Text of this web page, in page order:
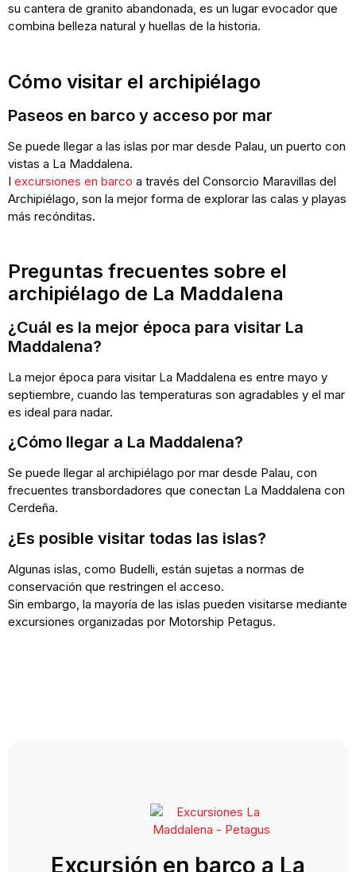
su cantera de granito abandonada, es un lugar evocador que
combina belleza natural y huellas de la historia.
Cómo visitar el archipiélago
Paseos en barco y acceso por mar
Se puede llegar a las islas por mar desde Palau, un puerto con
vistas a La Maddalena.
I excursiones en barco a través del Consorcio Maravillas del
Archipiélago, son la mejor forma de explorar las calas y playas
más recónditas.
Preguntas frecuentes sobre el
archipiélago de La Maddalena
¿Cuál es la mejor época para visitar La
Maddalena?
La mejor época para visitar La Maddalena es entre mayo y
septiembre, cuando las temperaturas son agradables y el mar
es ideal para nadar.
¿Cómo llegar a La Maddalena?
Se puede llegar al archipiélago por mar desde Palau, con
frecuentes transbordadores que conectan La Maddalena con
Cerdeña.
¿Es posible visitar todas las islas?
Algunas islas, como Budelli, están sujetas a normas de
conservación que restringen el acceso.
Sin embargo, la mayoría de las islas pueden visitarse mediante
excursiones organizadas por Motorship Petagus.
Excursión en barco a La